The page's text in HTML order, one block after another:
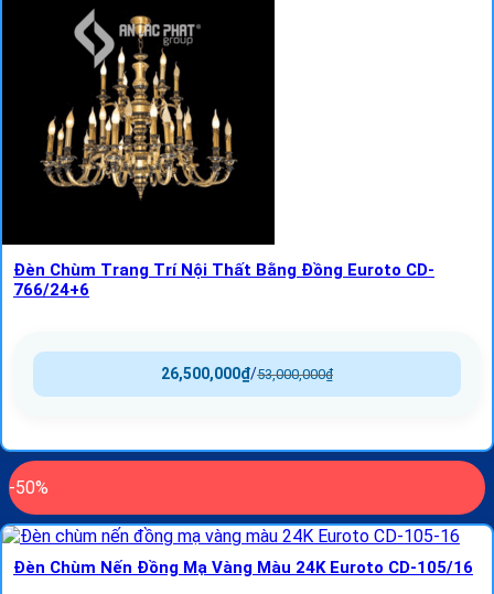
Đèn Chùm Trang Trí Nội Thất Bằng Đồng Euroto CD-
766/24+6
53,000,000₫
/
26,500,000₫
-50%
Đèn Chùm Nến Đồng Mạ Vàng Màu 24K Euroto CD-105/16